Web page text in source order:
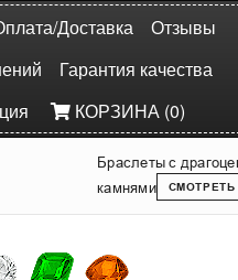
Доставка
Отзывы
Гарантия качества
КОРЗИНА (0)
Браслеты с
камнями
СМОТРЕТЬ